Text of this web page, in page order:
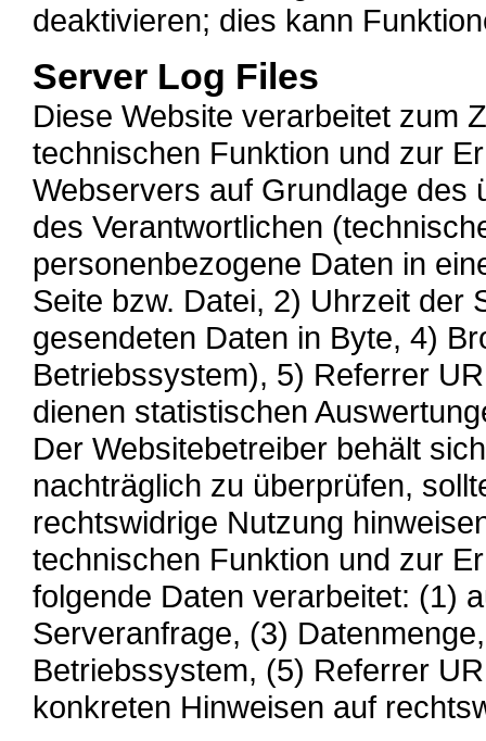
deaktivieren; dies kann
Server Log Files
Diese Website verarbeitet zum
technischen Funktion und zur
Webservers auf Grundlage des
des Verantwortlichen
personenbezogene Daten in
Seite bzw. Datei, 2) Uhrzeit der
gesendeten Daten in Byte, 4)
Betriebssystem), 5) Referrer
dienen statistischen
Der Websitebetreiber behält
nachträglich zu überprüfen,
rechtswidrige Nutzung
technischen Funktion und zur
folgende Daten verarbeitet: (1)
Serveranfrage, (3)
Betriebssystem, (5) Referrer
konkreten Hinweisen auf